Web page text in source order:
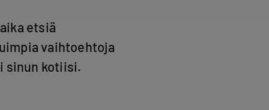
etsiä
vaihtoehtoja
sinun kotiisi.